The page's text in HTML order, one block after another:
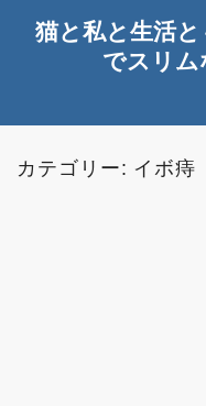
猫と私と生活
でスリム
カテゴリー: イボ